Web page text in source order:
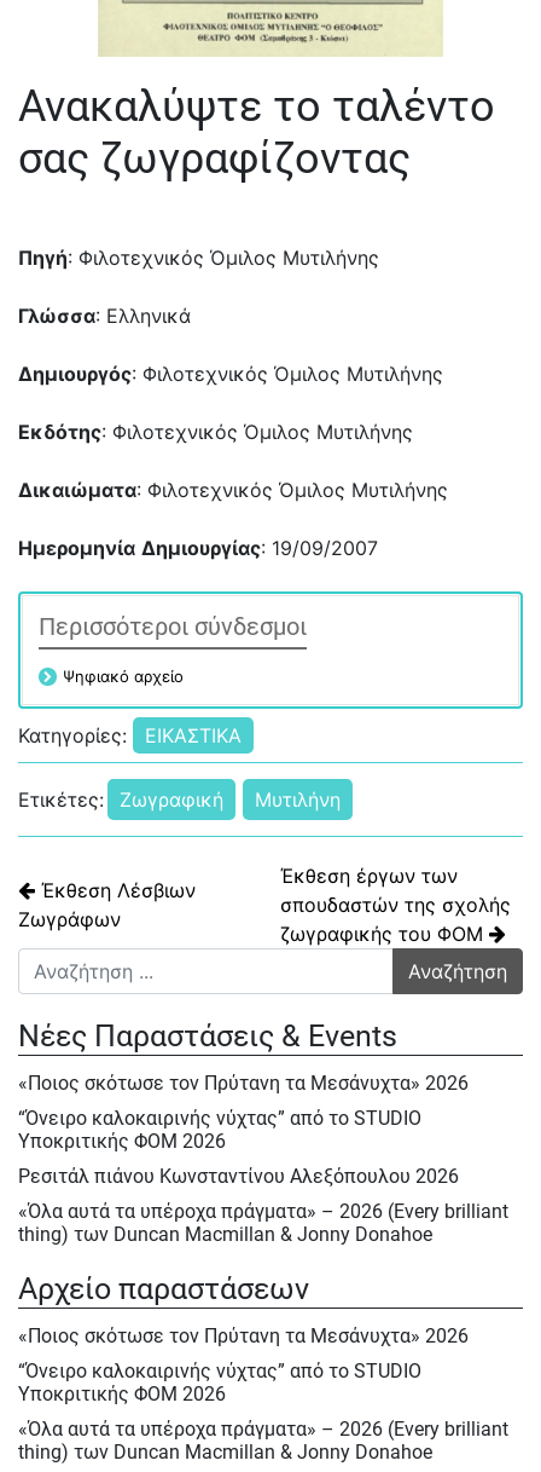
Ανακαλύψτε το ταλέντο
σας ζωγραφίζοντας
Πηγή: Φιλοτεχνικός Όμιλος Μυτιλήνης
Γλώσσα: Ελληνικά
Δημιουργός: Φιλοτεχνικός Όμιλος Μυτιλήνης
Εκδότης: Φιλοτεχνικός Όμιλος Μυτιλήνης
Δικαιώματα: Φιλοτεχνικός Όμιλος Μυτιλήνης
Ημερομηνία Δημιουργίας: 19/09/2007
Περισσότεροι σύνδεσμοι
Ψηφιακό αρχείο
Κατηγορίες: ΕΙΚΑΣΤΙΚΑ
Ετικέτες: Ζωγραφική Μυτιλήνη
Πλοήγηση άρθρων
Έκθεση Λέσβιων
Ζωγράφων
Έκθεση έργων των
σπουδαστών της σχολής
ζωγραφικής του ΦΟΜ
Αναζήτηση για:
Νέες Παραστάσεις & Events
«Ποιος σκότωσε τον Πρύτανη τα Μεσάνυχτα» 2026
“Όνειρο καλοκαιρινής νύχτας” από το STUDIO
Υποκριτικής ΦΟΜ 2026
Ρεσιτάλ πιάνου Κωνσταντίνου Αλεξόπουλου 2026
«Όλα αυτά τα υπέροχα πράγματα» – 2026 (Every brilliant
thing) των Duncan Macmillan & Jonny Donahoe
Σάββατο 23/5, Κυρ.24/5 & Δευτ.25/5/2026
Ε΄ Πολιτιστική ΄Ανοιξη στον ΦΟΜ 2026
Ε΄ Πολιτιστική Άνοιξη 2026
Ηρακλής Πασχαλίδης, Σάββατο 9 Μαίου 2026
Αφιέρωμα στον Νίκο Περέλη 15/12/2025
Αρχείο παραστάσεων
«Ποιος σκότωσε τον Πρύτανη τα Μεσάνυχτα» 2026
“Όνειρο καλοκαιρινής νύχτας” από το STUDIO
Υποκριτικής ΦΟΜ 2026
«Όλα αυτά τα υπέροχα πράγματα» – 2026 (Every brilliant
thing) των Duncan Macmillan & Jonny Donahoe